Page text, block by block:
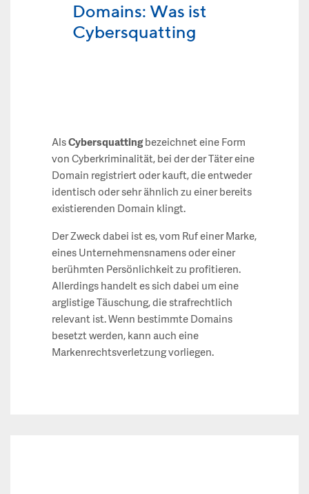
Domains: Was ist
Cybersquatting
AlsCybersquattingbezeichnet eine Form
von Cyberkriminalität, bei der der Täter eine
Domain registriert oder kauft, die entweder
identisch oder sehr ähnlich zu einer bereits
existierenden Domain klingt.
Der Zweck dabei ist es, vom Ruf einer Marke,
eines Unternehmensnamens oder einer
berühmten Persönlichkeit zu profitieren.
Allerdings handelt es sich dabei um eine
arglistige Täuschung, die strafrechtlich
relevant ist. Wenn bestimmte Domains
besetzt werden, kann auch eine
Markenrechtsverletzung vorliegen.